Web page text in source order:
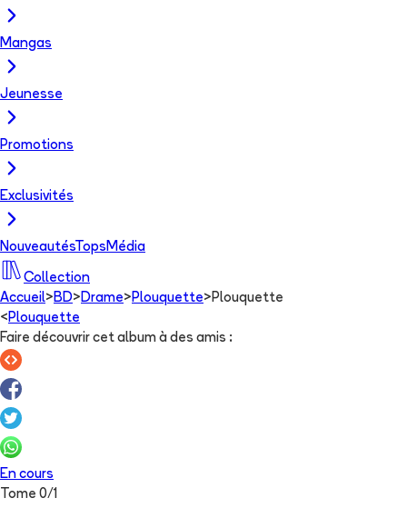
Mangas
Jeunesse
Promotions
Exclusivités
NouveautésTops Média
Collection
Accueil> BD> Drame> Plouquette> Plouquette
< Plouquette
Faire découvrir cet album à des amis :
En cours
Tome 0/1